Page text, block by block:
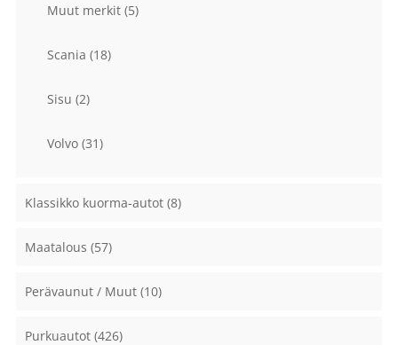
Muut merkit (5)
Scania (18)
Sisu (2)
Volvo (31)
Klassikko kuorma-autot (8)
Maatalous (57)
Perävaunut / Muut (10)
Purkuautot (426)